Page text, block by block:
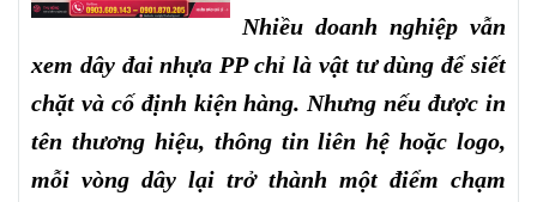
Nhiều doanh nghiệp vẫn
xem dây đai nhựa PP chỉ là vật tư dùng để siết
chặt và cố định kiện hàng. Nhưng nếu được in
tên thương hiệu, thông tin liên hệ hoặc logo,
mỗi vòng dây lại trở thành một điểm chạm